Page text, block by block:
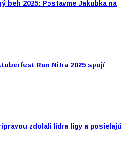
beh 2025: Postavme Jakubka na
Run Nitra 2025 spojí
zdolali lídra ligy a posielajú